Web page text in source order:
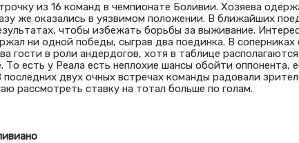
из 16 команд в чемпионате Боливии. Хозяева
же оказались в уязвимом положении. В ближайших
чтобы избежать борьбы за выживание.
ни одной победы, сыграв два поединка. В соперниках
гости в роли андердогов, хотя в таблице
есть у Реала есть неплохие шансы обойти оппонента,
двух очных встречах команды радовали
рассмотреть ставку на тотал больше по голам.